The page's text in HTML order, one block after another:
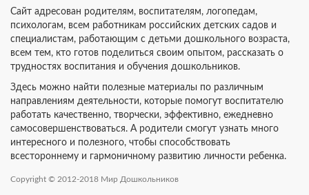
Сайт адресован родителям, воспитателям, логопедам,
психологам, всем работникам российских детских садов и
специалистам, работающим с детьми дошкольного возраста,
всем тем, кто готов поделиться своим опытом, рассказать о
трудностях воспитания и обучения дошкольников.
Здесь можно найти полезные материалы по различным
направлениям деятельности, которые помогут воспитателю
работать качественно, творчески, эффективно, ежедневно
самосовершенствоваться. А родители смогут узнать много
интересного и полезного, чтобы способствовать
всестороннему и гармоничному развитию личности ребенка.
Copyright © 2012-2018 Мир Дошкольников